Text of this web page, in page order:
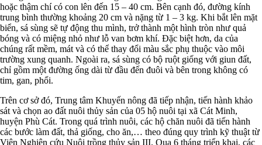
hoặc thậm chí có con lên đến 15 – 40 cm. Bên cạnh đó, đường kính
trung bình thường khoảng 20 cm và nặng từ 1 – 3 kg. Khi bắt lên mặt
biển, sá sùng sẽ tự động thu mình, trở thành một hình tròn như quả
bóng và có miệng nhỏ như lỗ van bơm khí. Đặc biệt hơn, da của
chúng rất mềm, mát và có thể thay đổi màu sắc phụ thuộc vào môi
trường xung quanh. Ngoài ra, sá sùng có bộ ruột giống với giun đất,
chỉ gồm một đường ống dài từ đầu đến đuôi và bên trong không có
tim, gan, phổi.
Trên cơ sở đó, Trung tâm Khuyến nông đã tiếp nhận, tiến hành khảo
sát và chọn ao đất nuôi thủy sản của 05 hộ nuôi tại xã Cát Minh,
huyện Phù Cát. Trong quá trình nuôi, các hộ chăn nuôi đã tiến hành
các bước làm đất, thả giống, cho ăn,… theo đúng quy trình kỹ thuật từ
Viện Nghiên cứu Nuôi trồng thủy sản III. Qua 6 tháng triển khai, các